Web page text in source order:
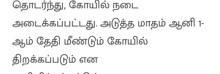
தொடர்ந்து, கோயில் நடை
அடைக்கப்பட்டது. அடுத்த மாதம் ஆனி 1-
ஆம் தேதி மீண்டும் கோயில்
திறக்கப்படும் என